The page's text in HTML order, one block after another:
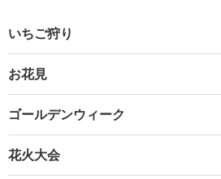
いちご狩り
お花見
ゴールデンウィーク
花火大会